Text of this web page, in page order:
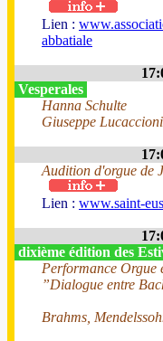
Lien :
abbatiale
Vesperales
Hanna Schulte
Giuseppe Lucaccioni
Audition d'orgue de
Lien : www.saint-
dixième édition des
Performance Orgue
”Dialogue entre
Brahms,